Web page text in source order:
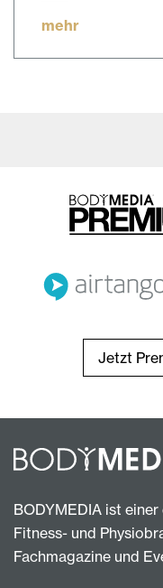
mehr
Jetzt
BODYMEDIA ist
Fitness- und
Fachmagazine und